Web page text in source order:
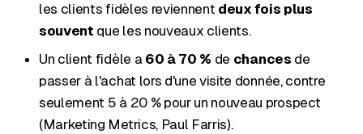
les clients fidèles reviennent deux fois plus
souvent que les nouveaux clients.
Un client fidèle a 60 à 70 % de chances de
passer à l'achat lors d'une visite donnée, contre
seulement 5 à 20 % pour un nouveau prospect
(Marketing Metrics, Paul Farris).